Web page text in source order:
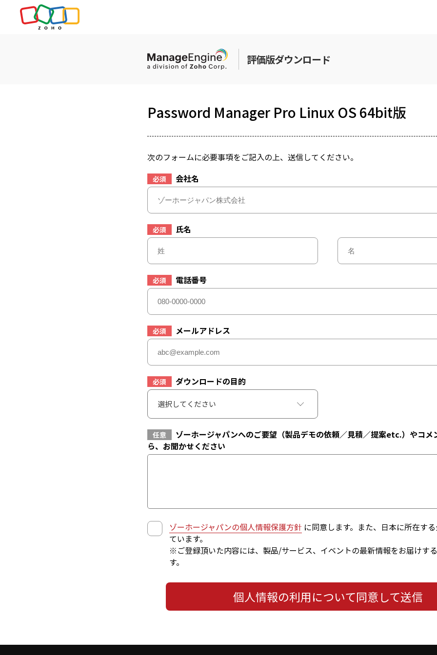
評価版ダウンロード
Password Manager Pro Linux OS 64bit版
次のフォームに必要事項をご記入の上、送信してください。
必須 会社名
必須 氏名
必須 電話番号
必須 メールアドレス
必須 ダウンロードの目的
選択してください
任意
ゾーホージャパンへのご要望（製品デモの依頼／見積／提案etc.）やコメ
ら、お聞かせください
ゾーホージャパンの個人情報保護方針 に同意します。また、日本に所在す
ています。
※ご登録頂いた内容には、製品/サービス、イベントの最新情報をお届けす
す。
個人情報の利用について同意して送信